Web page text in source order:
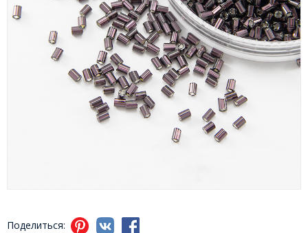
Поделиться: